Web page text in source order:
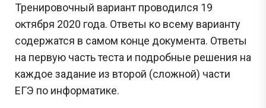
Тренировочный вариант проводился 19
октября 2020 года. Ответы ко всему варианту
содержатся в самом конце документа. Ответы
на первую часть теста и подробные решения на
каждое задание из второй (сложной) части
ЕГЭ по информатике.